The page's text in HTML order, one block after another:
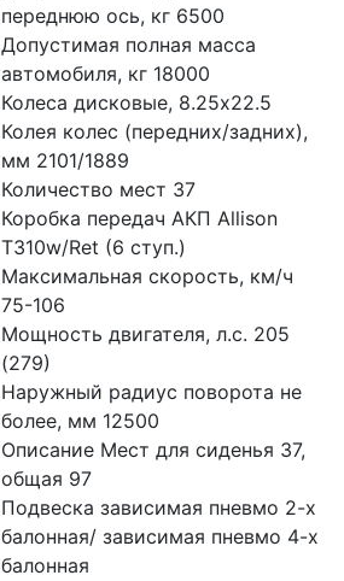
переднюю ось, кг 6500
Допустимая полная масса
автомобиля, кг 18000
Колеса дисковые, 8.25x22.5
Колея колес (передних/задних),
мм 2101/1889
Количество мест 37
Коробка передач АКП Allison
T310w/Ret (6 ступ.)
Максимальная скорость, км/ч
75-106
Мощность двигателя, л.с. 205
(279)
Наружный радиус поворота не
более, мм 12500
Описание Мест для сиденья 37,
общая 97
Подвеска зависимая пневмо 2-х
балонная/ зависимая пневмо 4-х
балонная